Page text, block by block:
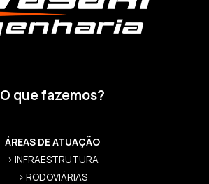
O que fazemos?
ÁREAS DE ATUAÇÃO
> INFRAESTRUTURA
> RODOVIÁRIAS